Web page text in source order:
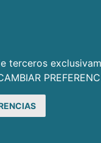
terceros